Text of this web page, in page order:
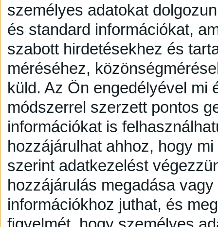
személyes adatokat
és standard információkat,
szabott hirdetésekhez és
méréséhez,
küld. Az Ön engedélyével mi
módszerrel szerzett pontos
információkat is
hozzájárulhat ahhoz, hogy
szerint adatkezelést
hozzájárulás megadása
információkhoz juthat, és